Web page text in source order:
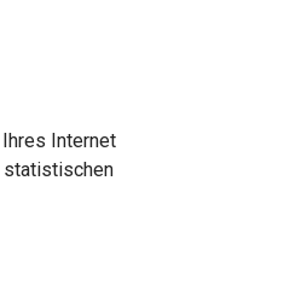
Internet
statistischen